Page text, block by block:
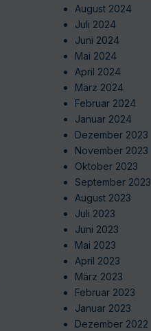
August 2024
Juli 2024
Juni 2024
Mai 2024
April 2024
März 2024
Februar 2024
Januar 2024
Dezember 2023
November 2023
Oktober 2023
September 2023
August 2023
Juli 2023
Juni 2023
Mai 2023
April 2023
März 2023
Februar 2023
Januar 2023
Dezember 2022